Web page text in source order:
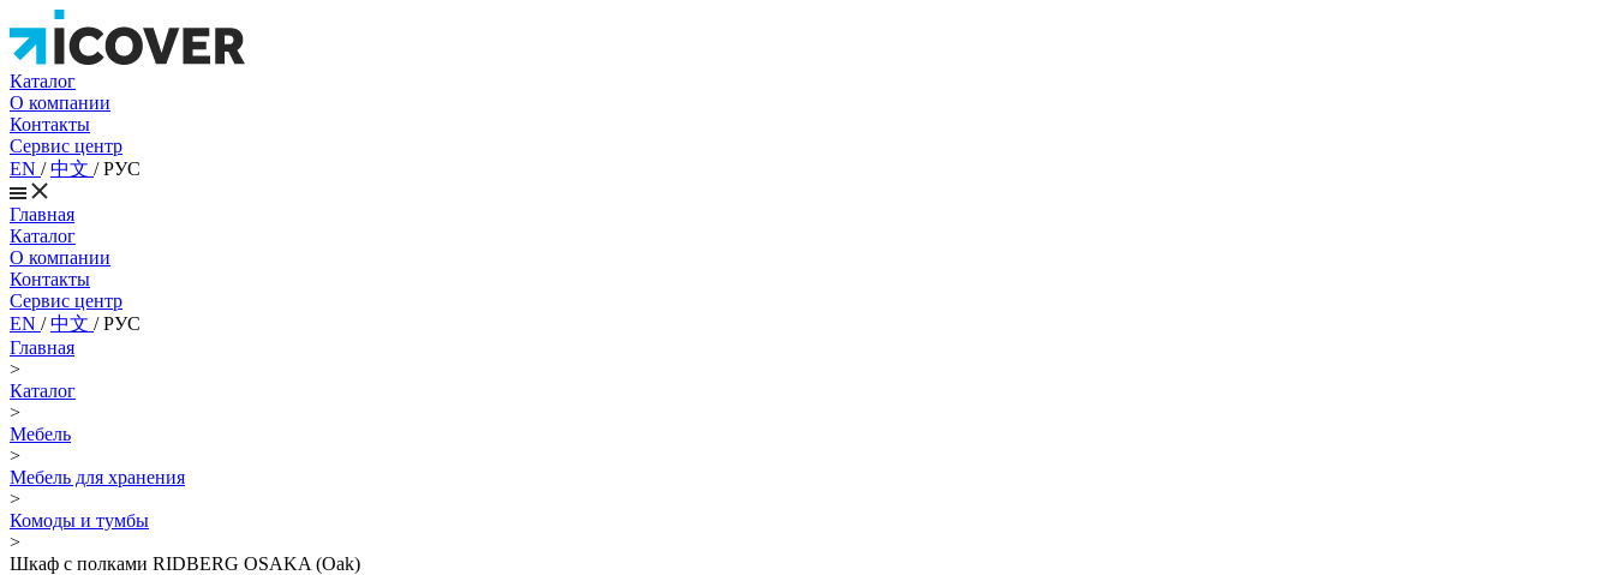
Каталог
О компании
Контакты
Сервис центр
EN /中文 /РУС
Главная
Каталог
О компании
Контакты
Сервис центр
EN /中文 /РУС
Главная
>
Каталог
>
Мебель
>
Мебель для хранения
>
Комоды и тумбы
>
Шкаф с полками RIDBERG OSAKA (Oak)